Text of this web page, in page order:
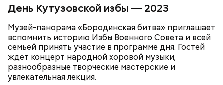
День Кутузовской избы — 2023
Музей-панорама «Бородинская битва» приглашает
вспомнить историю Избы Военного Совета и всей
семьей принять участие в программе дня. Гостей
ждет концерт народной хоровой музыки,
разнообразные творческие мастерские и
увлекательная лекция.
Новосибирска и Красноярска.
— Рюкзаки необходимо снимать! И самокаты бесят!
— заявила Ирина Васильевна, 60 лет.